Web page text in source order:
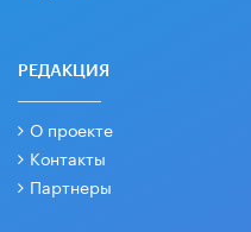
РЕДАКЦИЯ
О проекте
Контакты
Партнеры